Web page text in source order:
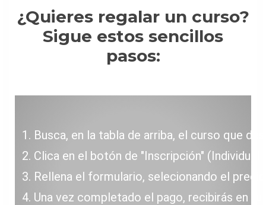
¿Quieres regalar un curso?
Sigue estos sencillos
pasos:
Busca, en la tabla de arriba, el curso que
Clica en el botón de "Inscripción"
Rellena el formulario, selecionando el
Una vez completado el pago, recibirás en